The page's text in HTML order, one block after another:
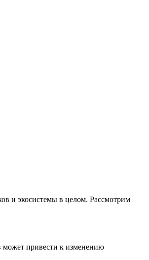
и экосистемы в целом. Рассмотрим
может привести к изменению